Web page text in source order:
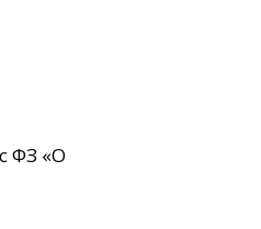
ФЗ «О